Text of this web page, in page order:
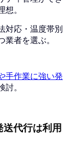
想。
対応・温度帯別
業者を選ぶ。
手作業に強い発
討。
代行は利用